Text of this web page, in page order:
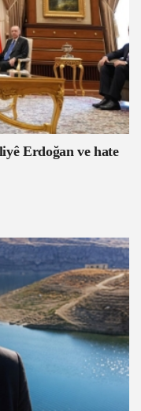
Erdoğan ve hate